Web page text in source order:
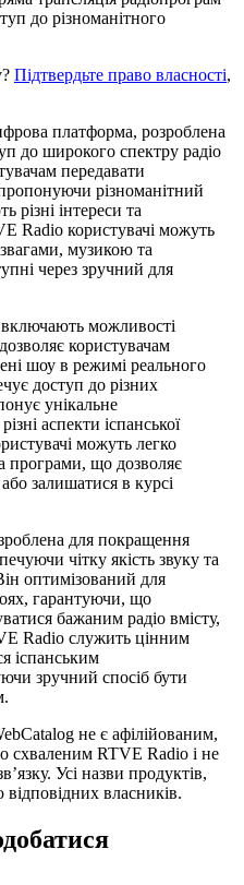
до різноманітного
Підтвердьте право власності,
платформа, розроблена
до широкого спектру радіо
передавати
різноманітний
різні інтереси та
Radio користувачі можуть
музикою та
через зручний для
можливості
користувачам
шоу в режимі реального
доступ до різних
унікальне
аспекти іспанської
можуть легко
програми, що дозволяє
залишатися в курсі
для покращення
чітку якість звуку та
оптимізований для
гарантуючи, що
бажаним радіо вмісту,
Radio служить цінним
іспанським
зручний спосіб бути
не є афілійованим,
схваленим RTVE Radio і не
Усі назви продуктів,
власників.